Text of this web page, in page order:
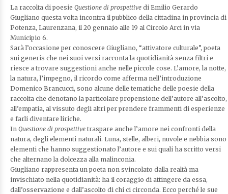
La raccolta di poesie Questione di prospettive di Emilio Gerardo
Giugliano questa volta incontra il pubblico della cittadina in provincia di
Potenza, Laurenzana, il 20 gennaio alle 19 al Circolo Arci in via
Municipio 6.
Sarà l’occasione per conoscere Giugliano, “attivatore culturale”, poeta
sui generis che nei suoi versi racconta la quotidianità senza filtri e
riesce a trovare suggestioni anche nelle piccole cose. L’amore, la notte,
la natura, l’impegno, il ricordo come afferma nell’introduzione
Domenico Brancucci, sono alcune delle tematiche delle poesie della
raccolta che denotano la particolare propensione dell’autore all’ascolto,
all’empatia, al vissuto degli altri per prendere frammenti di esperienze
e farli diventare liriche.
In Questione di prospettive traspare anche l’amore nei confronti della
natura, degli elementi naturali. Luna, stelle, alberi, nuvole e nebbia sono
elementi che hanno suggestionato l’autore e sui quali ha scritto versi
che alternano la dolcezza alla malinconia.
Giugliano rappresenta un poeta non svincolato dalla realtà ma
invischiato nella quotidianità: ha il coraggio di attingere da essa,
dall’osservazione e dall’ascolto di chi ci circonda. Ecco perché le sue